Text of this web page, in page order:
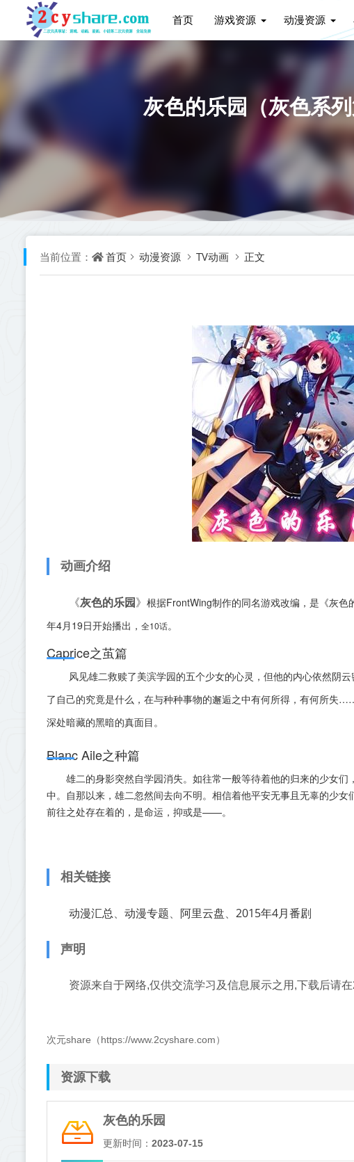
首页 游戏资源 动漫资源
灰色的乐园（灰色系
当前位置： 首页 动漫资源 TV动画 正文
动画介绍
《灰色的乐园 》 根据FrontWing制作的同名游戏改编，是《灰色
年4月19日开始播出 ， 全10话。
Caprice之茧篇
风见雄二救赎了美滨学园的五个少女的心灵，但他的内心依然阴
了自己的究竟是什么，在与种种事物的邂逅之中有何所得，有何所失
深处暗藏的黑暗的真面目。
Blanc Aile之种篇
雄二的身影突然自学园消失。如往常一般等待着他的归来的少女
中。自那以来，雄二忽然间去向不明。相信着他平安无事且无辜的少
前往之处存在着的，是命运，抑或是——。
相关链接
动漫汇总 动漫专题 阿里云盘 2015年4月番剧
声明
资源来自于网络,仅供交流学习及信息展示之用,下载后请
次元share（https://www.2cyshare.com）
资源下载
灰色的乐园
更新时间： 2023-07-15